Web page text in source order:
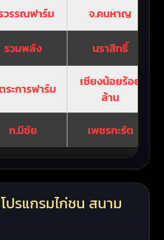
วรรณฟาร์ม จ.คนหาญ
รวมพลัง นราสิทธิ์
ระการฟาร์ม
เซียงน้อยร้อย
ล้าน
ก.มีชัย เพชรกะรัต
ปรแกรมไก่ชน สนาม